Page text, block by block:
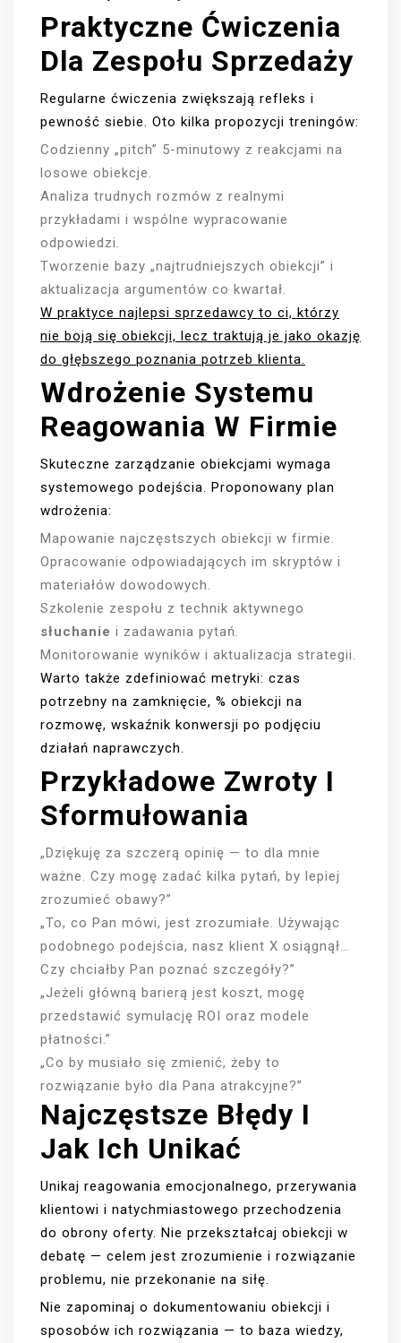
Praktyczne Ćwiczenia
Dla Zespołu Sprzedaży
Regularne ćwiczenia zwiększają refleks i
pewność siebie. Oto kilka propozycji treningów:
Codzienny „pitch” 5-minutowy z reakcjami na
losowe obiekcje.
Analiza trudnych rozmów z realnymi
przykładami i wspólne wypracowanie
odpowiedzi.
Tworzenie bazy „najtrudniejszych obiekcji” i
aktualizacja argumentów co kwartał.
W praktyce najlepsi sprzedawcy to ci, którzy
nie boją się obiekcji, lecz traktują je jako okazję
do głębszego poznania potrzeb klienta.
Wdrożenie Systemu
Reagowania W Firmie
Skuteczne zarządzanie obiekcjami wymaga
systemowego podejścia. Proponowany plan
wdrożenia:
Mapowanie najczęstszych obiekcji w firmie.
Opracowanie odpowiadających im skryptów i
materiałów dowodowych.
Szkolenie zespołu z technik aktywnego
słuchanie i zadawania pytań.
Monitorowanie wyników i aktualizacja strategii.
Warto także zdefiniować metryki: czas
potrzebny na zamknięcie, % obiekcji na
rozmowę, wskaźnik konwersji po podjęciu
działań naprawczych.
Przykładowe Zwroty I
Sformułowania
„Dziękuję za szczerą opinię — to dla mnie
ważne. Czy mogę zadać kilka pytań, by lepiej
zrozumieć obawy?”
„To, co Pan mówi, jest zrozumiałe. Używając
podobnego podejścia, nasz klient X osiągnął…
Czy chciałby Pan poznać szczegóły?”
„Jeżeli główną barierą jest koszt, mogę
przedstawić symulację ROI oraz modele
płatności.”
„Co by musiało się zmienić, żeby to
rozwiązanie było dla Pana atrakcyjne?”
Najczęstsze Błędy I
Jak Ich Unikać
Unikaj reagowania emocjonalnego, przerywania
klientowi i natychmiastowego przechodzenia
do obrony oferty. Nie przekształcaj obiekcji w
debatę — celem jest zrozumienie i rozwiązanie
problemu, nie przekonanie na siłę.
Nie zapominaj o dokumentowaniu obiekcji i
sposobów ich rozwiązania — to baza wiedzy,